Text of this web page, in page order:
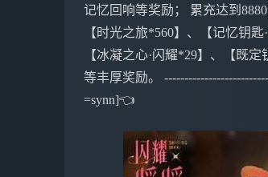
记忆回响等奖励； 累充达到
【时光之旅*560】、【记忆钥
【冰凝之心·闪耀*29】、【既
等丰厚奖励。
=synn]👈